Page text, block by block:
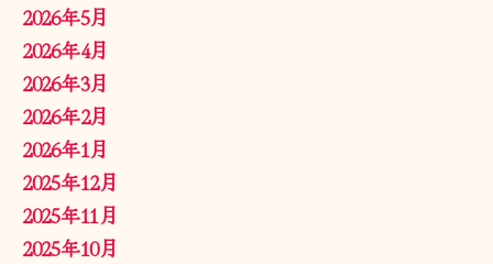
2026年5月
2026年4月
2026年3月
2026年2月
2026年1月
2025年12月
2025年11月
2025年10月